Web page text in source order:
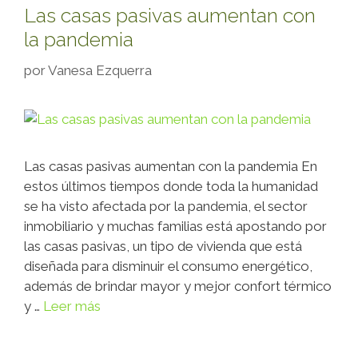
Las casas pasivas aumentan con
la pandemia
porVanesa Ezquerra
Las casas pasivas aumentan con la pandemia En
estos últimos tiempos donde toda la humanidad
se ha visto afectada por la pandemia, el sector
inmobiliario y muchas familias está apostando por
las casas pasivas, un tipo de vivienda que está
diseñada para disminuir el consumo energético,
además de brindar mayor y mejor confort térmico
y … Leer más